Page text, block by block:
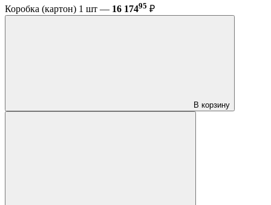
Коробка (картон) 1 шт — 16 17495 ₽
В корзину